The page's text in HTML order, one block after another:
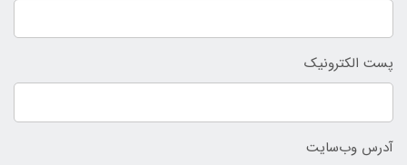
پست الکترونیک
آدرس وب‌سایت